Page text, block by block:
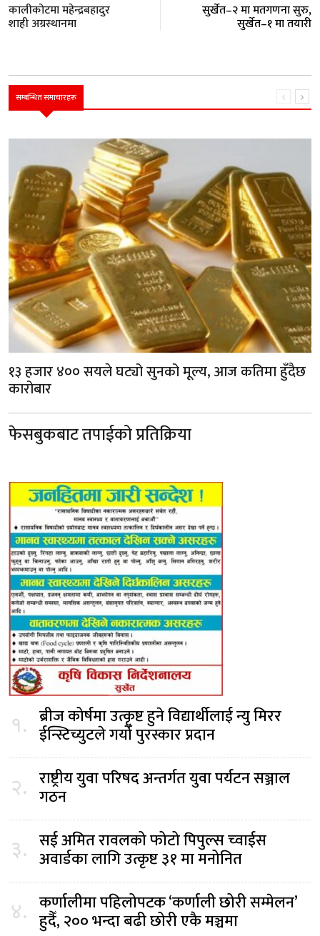
कालीकोटमा महेन्द्रबहादुर
शाही अग्रस्थानमा
सुर्खेत–२ मा मतगणना सुरु,
सुर्खेत–१ मा तयारी
सम्बन्धित समाचारहरू
१३ हजार ४०० सयले घट्यो सुनको मूल्य, आज कतिमा हुँदैछ
कारोबार
फेसबुकबाट तपाईको प्रतिक्रिया
१. ब्रीज कोर्षमा उत्कृष्ट हुने विद्यार्थीलाई न्यु मिरर
ईन्स्टिच्युटले गर्यो पुरस्कार प्रदान
२. राष्ट्रीय युवा परिषद अन्तर्गत युवा पर्यटन सञ्जाल
गठन
३. सई अमित रावलको फोटो पिपुल्स च्वाईस
अवार्डका लागि उत्कृष्ट ३१ मा मनोनित
४. कर्णालीमा पहिलोपटक ‘कर्णाली छोरी सम्मेलन’
हुदैँ, २०० भन्दा बढी छोरी एकै मञ्चमा